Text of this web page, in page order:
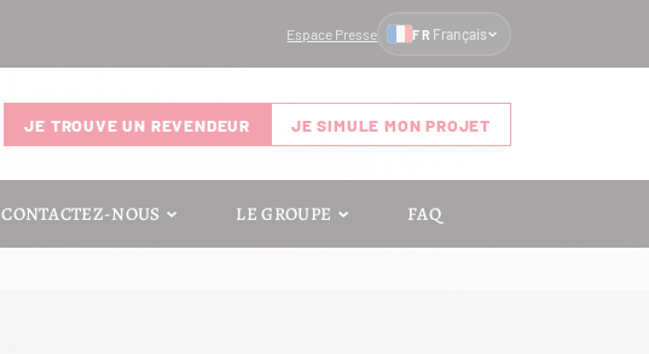
Espace Presse FR Français
JE TROUVE UN REVENDEUR JE SIMULE MON PROJET
CONTACTEZ-NOUS LE GROUPE FAQ